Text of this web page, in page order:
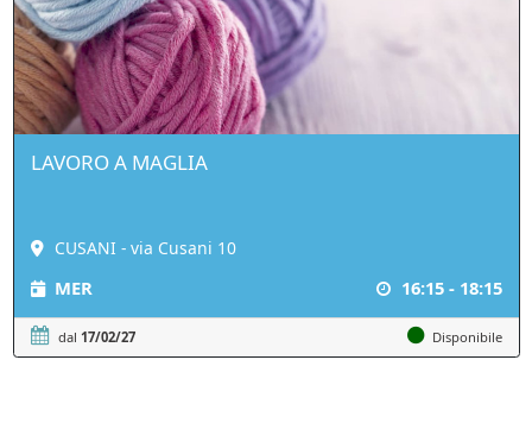
LAVORO A MAGLIA
CUSANI - via Cusani 10
MER 16:15 - 18:15
dal 17/02/27 Disponibile